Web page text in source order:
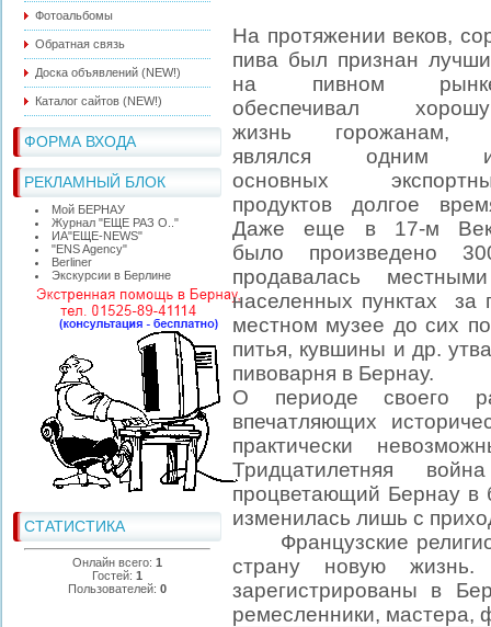
Фотоальбомы
Обратная связь
Доска объявлений (NEW!)
Каталог сайтов (NEW!)
ФОРМА ВХОДА
РЕКЛАМНЫЙ БЛОК
Мой БЕРНАУ
Журнал "ЕЩЕ РАЗ О.."
ИА"ЕЩЕ-NEWS"
"ЕNS Agency"
Berliner
Экскурсии в Берлине
СТАТИСТИКА
Онлайн всего: 1
Гостей: 1
Пользователей: 0
На протяжении веков,
пива был признан
на пивном
обеспечивал
жизнь горожанам,
являлся одним
основных
продуктов долгое
Даже еще в 17-м
было произведено
продавалась
населенных пунктах за
местном музее до сих
питья, кувшины и др.
пивоварня в Бернау.
О периоде своего
впечатляющих
практически
Тридцатилетняя
процветающий Бернау в
изменилась лишь с
Французские
страну новую
зарегистрированы в
ремесленники, мастера,